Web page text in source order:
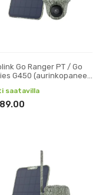
Go Ranger PT / Go
G450 (aurinkopaneeli
saatavilla